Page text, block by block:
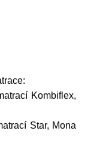
Kombiflex,
Star, Mona